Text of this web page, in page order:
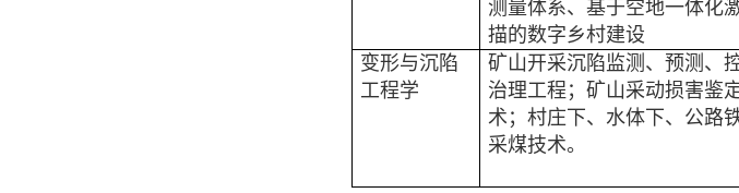
测量体系、基于空地一体化
描的数字乡村建设
变形与沉陷
工程学
矿山开采沉陷监测、预测、
治理工程；矿山采动损害鉴
术；村庄下、水体下、公路
采煤技术。